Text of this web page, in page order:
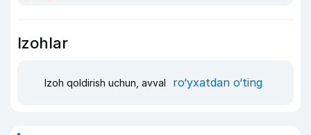
Izohlar
Izoh qoldirish uchun, avval ro‘yxatdan o‘ting